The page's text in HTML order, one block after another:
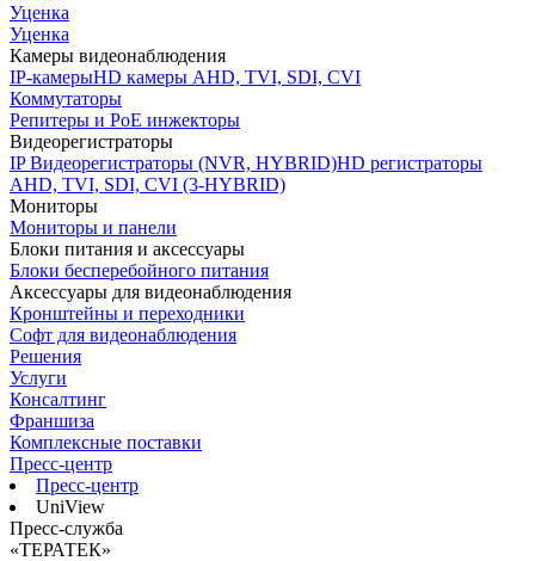
Уценка
Уценка
Камеры видеонаблюдения
IP-камерыHD камеры AHD, TVI, SDI, CVI
Коммутаторы
Репитеры и PoE инжекторы
Видеорегистраторы
IP Видеорегистраторы (NVR, HYBRID)HD регистраторы
AHD, TVI, SDI, CVI (3-HYBRID)
Мониторы
Мониторы и панели
Блоки питания и аксессуары
Блоки бесперебойного питания
Аксессуары для видеонаблюдения
Кронштейны и переходники
Софт для видеонаблюдения
Решения
Услуги
Консалтинг
Франшиза
Комплексные поставки
Пресс-центр
Пресс-центр
UniView
Пресс-служба
«ТЕРАТЕК»